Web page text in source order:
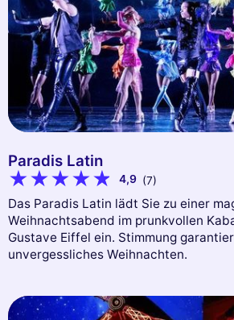
Paradis Latin
4,9 (7)
Das Paradis Latin lädt Sie zu einer
Weihnachtsabend im prunkvollen
Gustave Eiffel ein. Stimmung
unvergessliches Weihnachten.